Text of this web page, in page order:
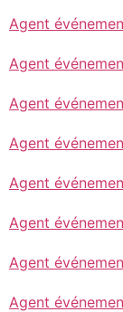
Agent
Agent
Agent
Agent
Agent
Agent
Agent
Agent